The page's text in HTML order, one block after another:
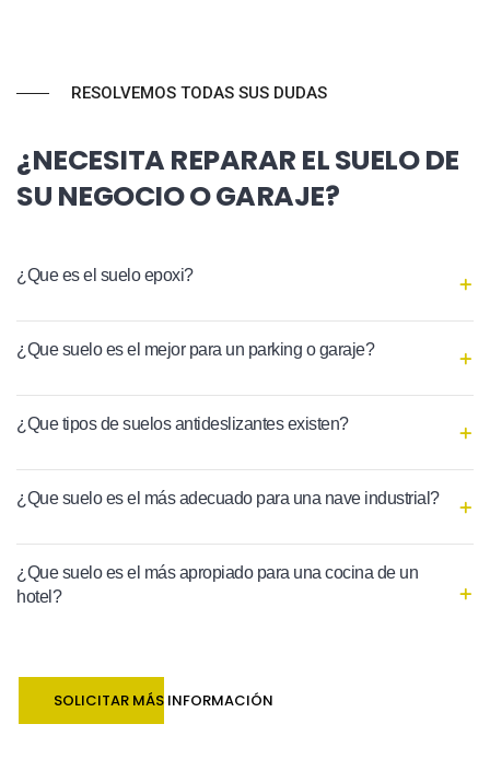
RESOLVEMOS TODAS SUS DUDAS
¿NECESITA REPARAR EL SUELO DE
SU NEGOCIO O GARAJE?
¿Que es el suelo epoxi?
¿Que suelo es el mejor para un parking o garaje?
¿Que tipos de suelos antideslizantes existen?
¿Que suelo es el más adecuado para una nave industrial?
¿Que suelo es el más apropiado para una cocina de un
hotel?
SOLICITAR MÁS INFORMACIÓN